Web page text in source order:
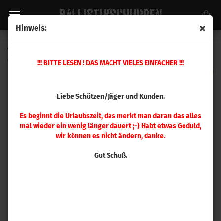
Hinweis:
!!! BITTE LESEN ! DAS MACHT VIELES EINFACHER !!!
Liebe Schützen/Jäger und Kunden.
Es beginnt die Urlaubszeit, das merkt man daran das alles
mal wieder ein wenig länger dauert ;-) Habt etwas Geduld,
wir können es nicht ändern, danke.
Gut Schuß.
A-Zoom 6,5x55 mm Pufferpatrone 2 Stück
12251)